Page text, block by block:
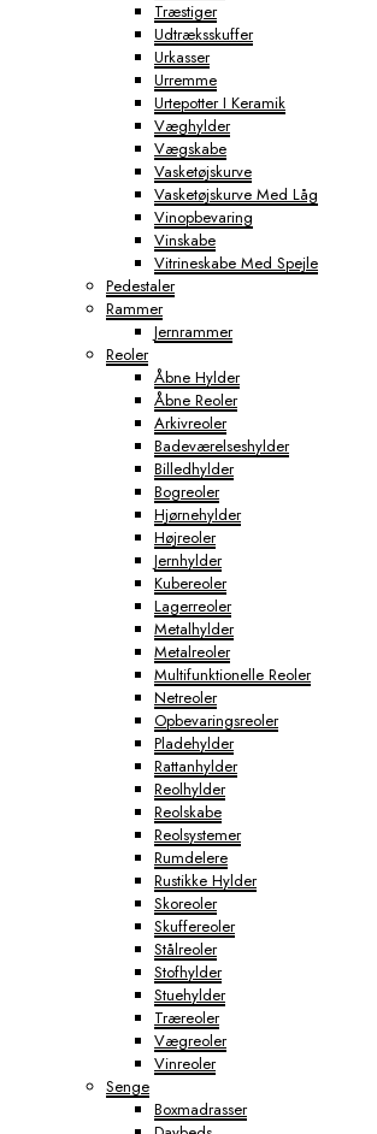
Træstiger
Udtræksskuffer
Urkasser
Urremme
Urtepotter I Keramik
Væghylder
Vægskabe
Vasketøjskurve
Vasketøjskurve Med Låg
Vinopbevaring
Vinskabe
Vitrineskabe Med Spejle
Pedestaler
Rammer
Jernrammer
Reoler
Åbne Hylder
Åbne Reoler
Arkivreoler
Badeværelseshylder
Billedhylder
Bogreoler
Hjørnehylder
Højreoler
Jernhylder
Kubereoler
Lagerreoler
Metalhylder
Metalreoler
Multifunktionelle Reoler
Netreoler
Opbevaringsreoler
Pladehylder
Rattanhylder
Reolhylder
Reolskabe
Reolsystemer
Rumdelere
Rustikke Hylder
Skoreoler
Skuffereoler
Stålreoler
Stofhylder
Stuehylder
Træreoler
Vægreoler
Vinreoler
Senge
Boxmadrasser